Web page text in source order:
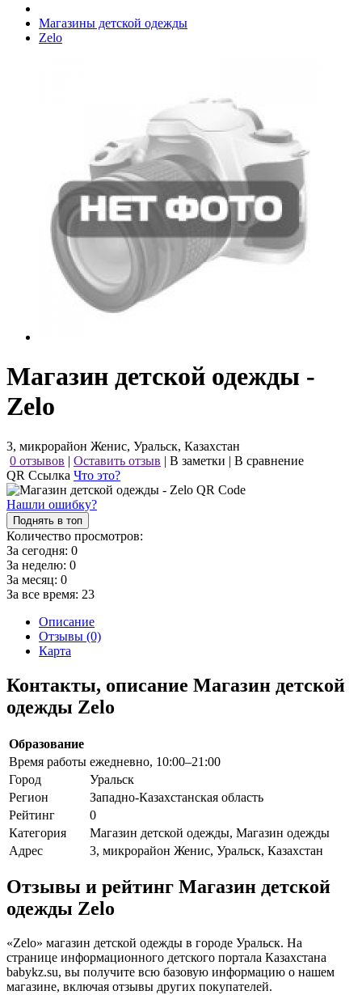
Магазины детской одежды
Zelo
Магазин детской одежды -
Zelo
3, микрорайон Женис, Уральск, Казахстан
0 отзывов | Оставить отзыв | В заметки | В сравнение
QR Ссылка Что это?
Нашли ошибку?
Поднять в топ
Количество просмотров:
За сегодня: 0
За неделю: 0
За месяц: 0
За все время: 23
Описание
Отзывы (0)
Карта
Контакты, описание Магазин детской
одежды Zelo
Образование
Время работы ежедневно, 10:00–21:00
Город
Уральск
Регион
Западно-Казахстанская область
Рейтинг
0
Категория
Магазин детской одежды, Магазин одежды
Адрес
3, микрорайон Женис, Уральск, Казахстан
Отзывы и рейтинг Магазин детской
одежды Zelo
«Zelo» магазин детской одежды в городе Уральск. На
странице информационного детского портала Казахстана
babykz.su, вы получите всю базовую информацию о нашем
магазине, включая отзывы других покупателей.